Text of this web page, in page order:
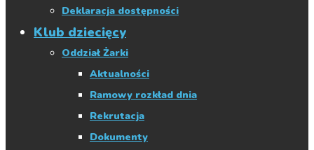
Deklaracja dostępności
Klub dziecięcy
Oddział Żarki
Aktualności
Ramowy rozkład dnia
Rekrutacja
Dokumenty